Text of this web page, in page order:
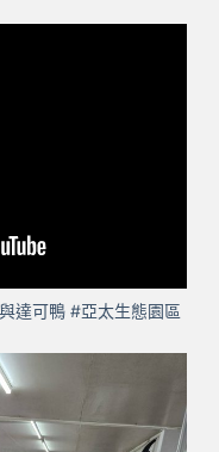
達可鴨 #亞太生態園區